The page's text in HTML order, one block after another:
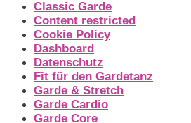
Classic Garde
Content restricted
Cookie Policy
Dashboard
Datenschutz
Fit für den Gardetanz
Garde & Stretch
Garde Cardio
Garde Core